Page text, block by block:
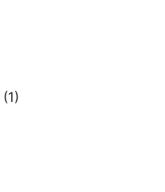
(1)